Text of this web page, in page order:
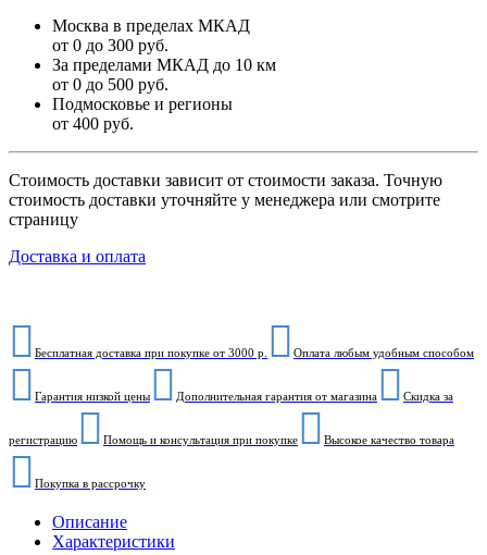
Москва в пределах МКАД
от 0 до 300 руб.
За пределами МКАД до 10 км
от 0 до 500 руб.
Подмосковье и регионы
от 400 руб.
Стоимость доставки зависит от стоимости заказа. Точную
стоимость доставки уточняйте у менеджера или смотрите
страницу
Доставка и оплата
Бесплатная доставка при покупке от 3000 р. Оплата любым удобным способом
Гарантия низкой цены Дополнительная гарантия от магазина Скидка за
регистрацию Помощь и консультация при покупке Высокое качество товара
Покупка в рассрочку
Описание
Характеристики